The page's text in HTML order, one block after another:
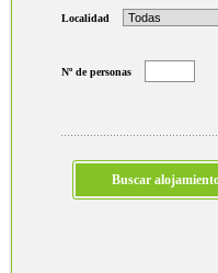
Localidad
Nº de personas